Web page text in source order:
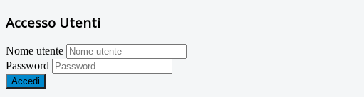
Accesso Utenti
Nome utente
Password
Accedi